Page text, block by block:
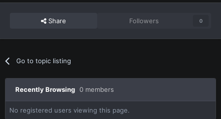
Share Followers 0
Go to topic listing
Recently Browsing 0 members
No registered users viewing this page.